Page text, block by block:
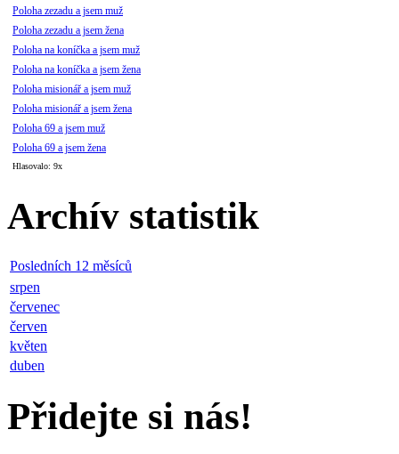
Poloha zezadu a jsem muž
Poloha zezadu a jsem žena
Poloha na koníčka a jsem muž
Poloha na koníčka a jsem žena
Poloha misionář a jsem muž
Poloha misionář a jsem žena
Poloha 69 a jsem muž
Poloha 69 a jsem žena
Hlasovalo: 9x
Archív statistik
Posledních 12 měsíců
srpen
červenec
červen
květen
duben
Přidejte si nás!